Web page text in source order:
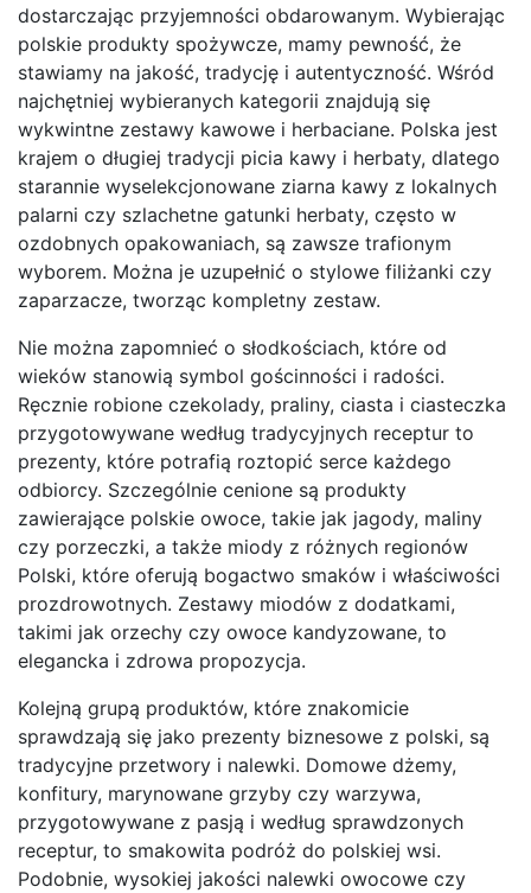
dostarczając przyjemności obdarowanym. Wybierając
polskie produkty spożywcze, mamy pewność, że
stawiamy na jakość, tradycję i autentyczność. Wśród
najchętniej wybieranych kategorii znajdują się
wykwintne zestawy kawowe i herbaciane. Polska jest
krajem o długiej tradycji picia kawy i herbaty, dlatego
starannie wyselekcjonowane ziarna kawy z lokalnych
palarni czy szlachetne gatunki herbaty, często w
ozdobnych opakowaniach, są zawsze trafionym
wyborem. Można je uzupełnić o stylowe filiżanki czy
zaparzacze, tworząc kompletny zestaw.
Nie można zapomnieć o słodkościach, które od
wieków stanowią symbol gościnności i radości.
Ręcznie robione czekolady, praliny, ciasta i ciasteczka
przygotowywane według tradycyjnych receptur to
prezenty, które potrafią roztopić serce każdego
odbiorcy. Szczególnie cenione są produkty
zawierające polskie owoce, takie jak jagody, maliny
czy porzeczki, a także miody z różnych regionów
Polski, które oferują bogactwo smaków i właściwości
prozdrowotnych. Zestawy miodów z dodatkami,
takimi jak orzechy czy owoce kandyzowane, to
elegancka i zdrowa propozycja.
Kolejną grupą produktów, które znakomicie
sprawdzają się jako prezenty biznesowe z polski, są
tradycyjne przetwory i nalewki. Domowe dżemy,
konfitury, marynowane grzyby czy warzywa,
przygotowywane z pasją i według sprawdzonych
receptur, to smakowita podróż do polskiej wsi.
Podobnie, wysokiej jakości nalewki owocowe czy